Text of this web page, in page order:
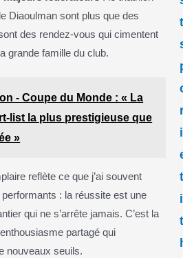
Diaoulman sont plus que des
des rendez-vous qui cimentent
grande famille du club.
- Coupe du Monde : « La
list la plus prestigieuse que
»
reflète ce que j’ai souvent
: la réussite est une
qui ne s’arrête jamais. C’est la
partagé qui
nouveaux seuils.